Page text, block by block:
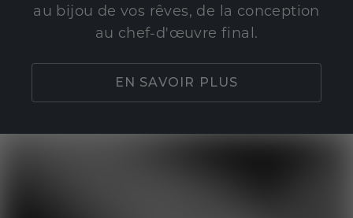
au bijou de vos rêves, de la conception
au chef-d'œuvre final.
EN SAVOIR PLUS